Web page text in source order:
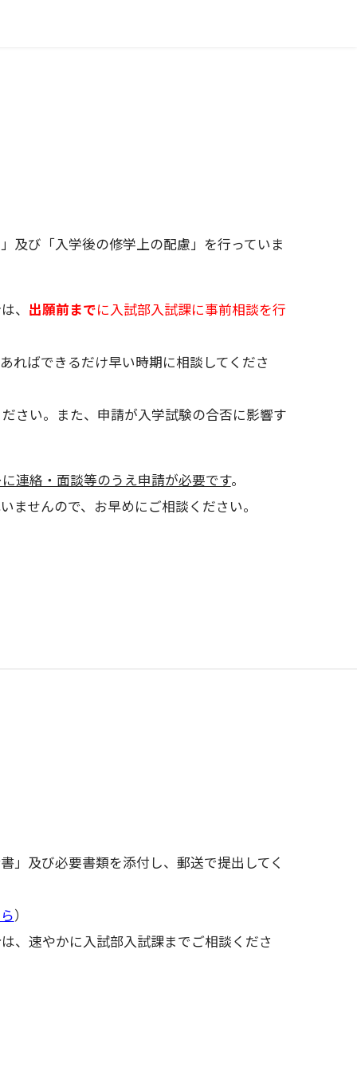
及び「入学後の修学上の配慮」を行っていま
、 出願前までに入試部入試課に事前相談を行
ればできるだけ早い時期に相談してくださ
さい。また、申請が入学試験の合否に影響す
連絡・面談等のうえ申請が必要です。
せんので、お早めにご相談ください。
」及び必要書類を添付し、郵送で提出してく
）
、速やかに入試部入試課までご相談くださ